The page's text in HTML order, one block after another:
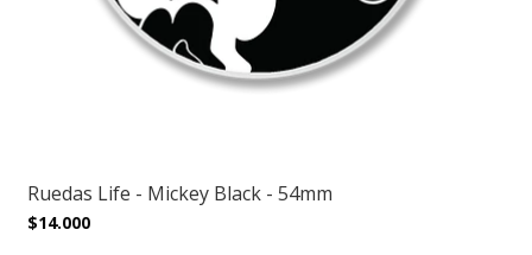
Ruedas Life - Mickey Black - 54mm
$14.000